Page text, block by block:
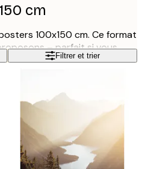
cm
100x150 cm. Ce format
– parfait si vous
vraiment l'attention. Nous
styles variés, chacun conçu
de personnalité à votre
100x150 cm !
la suite Filtrer et trier